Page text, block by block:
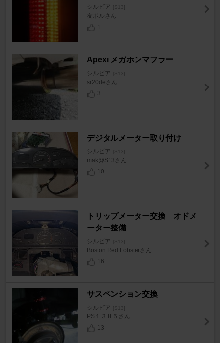
シルビア [S13]
友ポルさん
1
Apexi メガホンマフラー
シルビア [S13]
sr20deさん
3
デジタルメーター取り付け
シルビア [S13]
mak@S13さん
10
トリップメーター交換 オドメ
ーター整備
シルビア [S13]
Boston Red Lobsterさん
16
サスペンション交換
シルビア [S13]
PS１３Ｈ５さん
13